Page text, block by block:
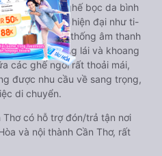
bí như các ghế bọc da bình
tiện nghi hiện đại như ti-
đọc sách, hệ thống âm thanh
giữa khoang lái và khoang
các ghế ngồi rất thoải mái,
được nhu cầu về sang trọng,
di chuyển.
Thơ có hỗ trợ đón/trả tận nơi
và nội thành Cần Thơ, rất